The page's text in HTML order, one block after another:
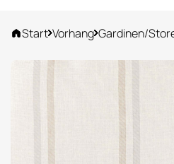
Start Vorhang Gardinen/